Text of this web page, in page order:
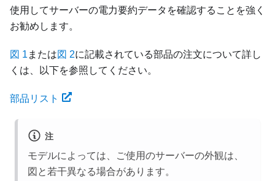
使用してサーバーの電力要約データを確認することを強く
お勧めします。
図 1 または図 2に記載されている部品の注文について詳し
くは、以下を参照してください。
部品リスト
注
モデルによっては、ご使用のサーバーの外観は、
図と若干異なる場合があります。